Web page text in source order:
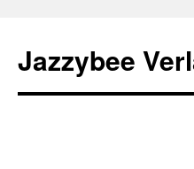
Jazzybee